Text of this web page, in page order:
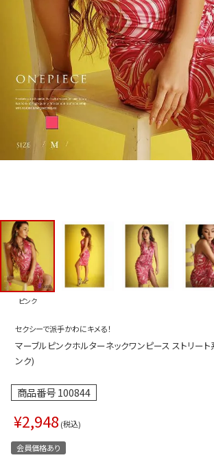
商品一覧
CONTENTS
ス
ス
アップ
ース
インワン／サロペット
ラ・ニップレス
ピンク
セクシーで派手かわにキメる！
マーブルピンクホルターネックワンピース ストリー
ンク)
商品番号100844
¥2,948 税込
会員価格あり